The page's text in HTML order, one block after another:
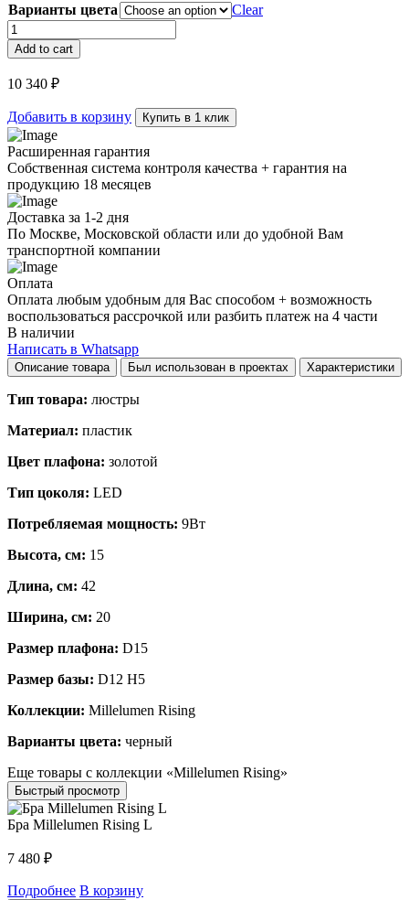
Варианты цвета
Clear
Люстра
Millelumen
Rising
R2
quantity
Add to cart
10 340 ₽
Добавить в корзину Купить в 1 клик
Расширенная гарантия
Собственная система контроля качества + гарантия на
продукцию 18 месяцев
Доставка за 1-2 дня
По Москве, Московской области или до удобной Вам
транспортной компании
Оплата
Оплата любым удобным для Вас способом + возможность
воспользоваться рассрочкой или разбить платеж на 4 части
В наличии
Написать в Whatsapp
Описание товара Был использован в проектах Характеристики
Тип товара: люстры
Материал: пластик
Цвет плафона: золотой
Тип цоколя: LED
Потребляемая мощность: 9Вт
Высота, см: 15
Длина, см: 42
Ширина, см: 20
Размер плафона: D15
Размер базы: D12 H5
Коллекции: Millelumen Rising
Варианты цвета: черный
Еще товары с коллекции «Millelumen Rising»
Быстрый просмотр
Бра Millelumen Rising L
7 480 ₽
Подробнее В корзину